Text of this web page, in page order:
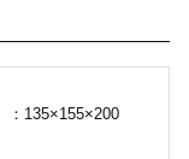
：135×155×200